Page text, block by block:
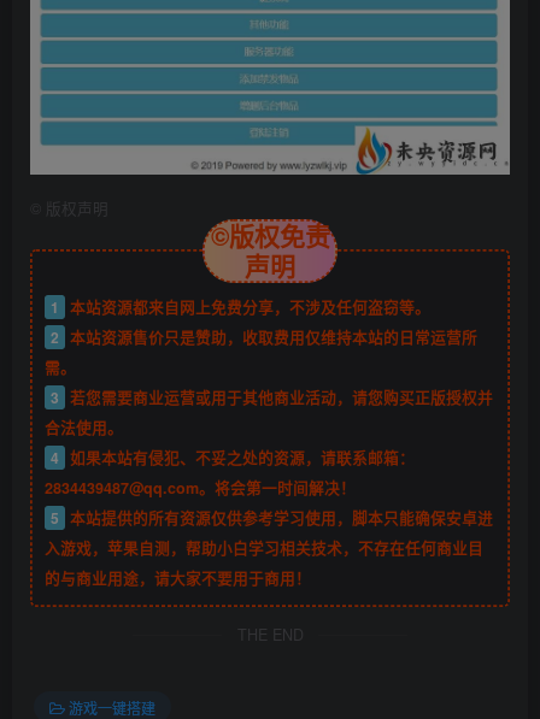
版权声明
©版权免责
声明
1
本站资源都来自网上免费分享，不涉及任何盗窃等。
2 本站资源售价只是赞助，收取费用仅维持本站的日常运营所
需。
3 若您需要商业运营或用于其他商业活动，请您购买正版授权并
合法使用。
4 如果本站有侵犯、不妥之处的资源，请联系邮箱：
2834439487@qq.com。将会第一时间解决！
5 本站提供的所有资源仅供参考学习使用，脚本只能确保安卓进
入游戏，苹果自测，帮助小白学习相关技术，不存在任何商业目
的与商业用途，请大家不要用于商用！
THE END
游戏一键搭建